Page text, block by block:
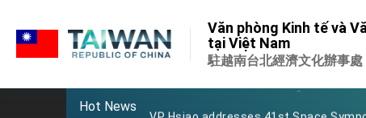
Văn phòng Kinh tế và
tại Việt Nam
駐越南台北經濟文化辦事處
Hot News
Taiwan government to open office in